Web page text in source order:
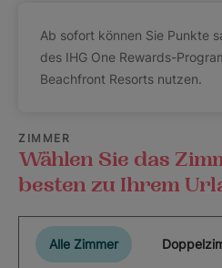
Ab sofort können Sie Punkte
des IHG One Rewards-
Beachfront Resorts nutzen.
ZIMMER
Wählen Sie das
besten zu Ihrem
Alle Zimmer